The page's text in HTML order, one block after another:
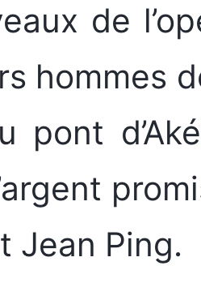
de
hommes
pont
Jean Ping.